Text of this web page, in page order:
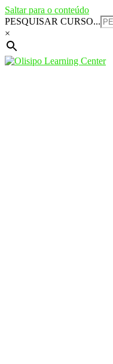
Saltar para o conteúdo
PESQUISAR CURSO...
×